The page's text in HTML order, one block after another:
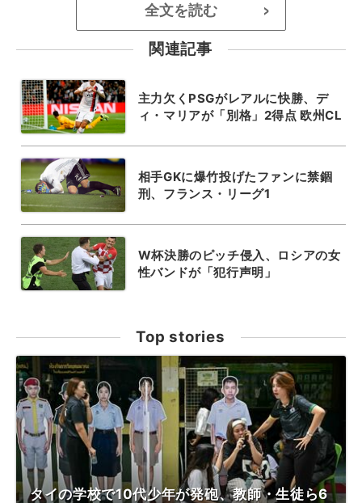
全文を読む >
関連記事
主力欠くPSGがレアルに快勝、デ
ィ・マリアが「別格」2得点 欧州CL
相手GKに爆竹投げたファンに禁錮
刑、フランス・リーグ1
W杯決勝のピッチ侵入、ロシアの女
性バンドが「犯行声明」
Top stories
タイの学校で10代少年が発砲、教師・生徒ら6